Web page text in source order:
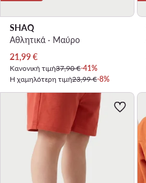
SHAQ
Αθλητικά · Μαύρο
Τρέχουσα τιμή
21,99€
Κανονική τιμή37,90 €-41%
Η χαμηλότερη τιμή23,99 €-8%